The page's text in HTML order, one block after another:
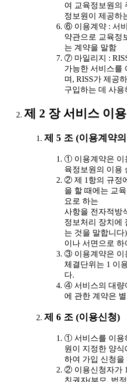
여 교육정보원의
정보원이 제공하
⑥ 이용계약 : 서
약관으로 교육정
는 계약을 말함
⑦ 마일리지 :
가능한 서비스를
며, RISS가 제공
구입하는 데 사
제 2 장 서비스 이
제 5 조 (이용계약
① 이용계약은 이
육정보원의 이용
② 제 1항의 규정
을 할 때에는 교
요로 하는
사항을 전자적방
정보처리 장치에
는 것을 말합니다)
이나 서면으로 하
③ 이용계약은 이
체결단위는 1 이
다.
④ 서비스의 대량
에 관한 계약은
제 6 조 (이용신청)
① 서비스를 이용
원이 지정한 양
하여 가입 신청을
② 이용신청자가